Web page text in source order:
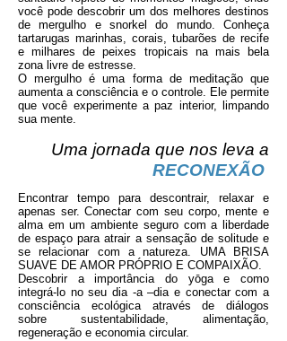
você pode descobrir um dos melhores destinos
de mergulho e snorkel do mundo. Conheça
tartarugas marinhas, corais, tubarões de recife
e milhares de peixes tropicais na mais bela
zona livre de estresse.
O mergulho é uma forma de meditação que
aumenta a consciência e o controle. Ele permite
que você experimente a paz interior, limpando
sua mente.
Uma jornada que nos leva a
RECONEXÃO
Encontrar tempo para descontrair, relaxar e
apenas ser. Conectar com seu corpo, mente e
alma em um ambiente seguro com a liberdade
de espaço para atrair a sensação de solitude e
se relacionar com a natureza. UMA BRISA
SUAVE DE AMOR PRÓPRIO E COMPAIXÃO.
Descobrir a importância do yōga e como
integrá-lo no seu dia -a –dia e conectar com a
consciência ecológica através de diálogos
sobre sustentabilidade, alimentação,
regeneração e economia circular.